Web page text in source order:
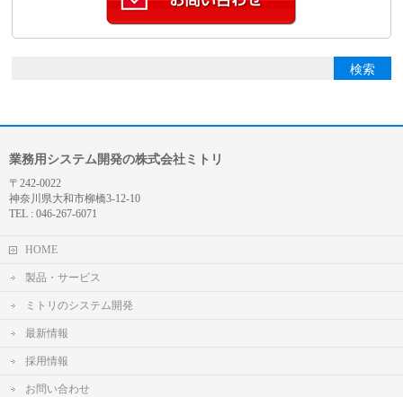
業務用システム開発の株式会社ミトリ
〒242-0022
神奈川県大和市柳橋3-12-10
TEL : 046-267-6071
HOME
製品・サービス
ミトリのシステム開発
最新情報
採用情報
お問い合わせ